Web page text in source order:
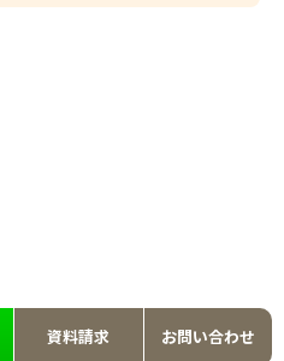
資料請求 お問い合わせ